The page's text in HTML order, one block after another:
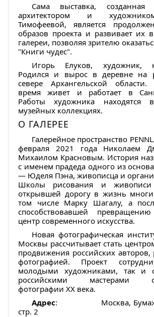
Сама выставка, созданная
архитектором и
Тимофеевой, является
образов проекта и развивает их в
галереи, позволяя зрителю
"Книги чудес".
Игорь Елуков, художник,
Родился и вырос в деревне на
севере Архангельской
время живет и работает в
Работы художника
музейных коллекциях.
О ГАЛЕРЕЕ
Галерейное пространство
февраля 2021 года Николаем
Михаилом Красновым. История
с именем прадеда одного из
— Юделя Пэна, живописца и
Школы рисования и живописи
открывшей дорогу в жизнь
том числе Марку Шагалу, а
способствовавшей
центр современного искусства.
Новая фотографическая
Москвы рассчитывает стать
продвижения российских
фотографией. Проект
молодыми художниками, так и
российскими мастерами
фотографии ХХ века.
Адрес: Москва,
стр. 2